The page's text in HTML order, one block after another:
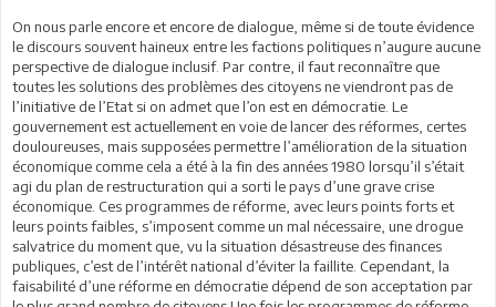
On nous parle encore et encore de dialogue, même si de toute évidence
le discours souvent haineux entre les factions politiques n’augure aucune
perspective de dialogue inclusif. Par contre, il faut reconnaître que
toutes les solutions des problèmes des citoyens ne viendront pas de
l’initiative de l’Etat si on admet que l’on est en démocratie. Le
gouvernement est actuellement en voie de lancer des réformes, certes
douloureuses, mais supposées permettre l’amélioration de la situation
économique comme cela a été à la fin des années 1980 lorsqu’il s’était
agi du plan de restructuration qui a sorti le pays d’une grave crise
économique. Ces programmes de réforme, avec leurs points forts et
leurs points faibles, s’imposent comme un mal nécessaire, une drogue
salvatrice du moment que, vu la situation désastreuse des finances
publiques, c’est de l’intérêt national d’éviter la faillite. Cependant, la
faisabilité d’une réforme en démocratie dépend de son acceptation par